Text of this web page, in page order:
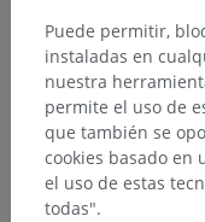
Jerarquía
Puede permitir,
instaladas en
nuestra
permite el uso de
que también se
cookies basado
el uso de estas
todas".